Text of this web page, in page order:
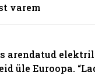
varem
arendatud
üle Euroopa.